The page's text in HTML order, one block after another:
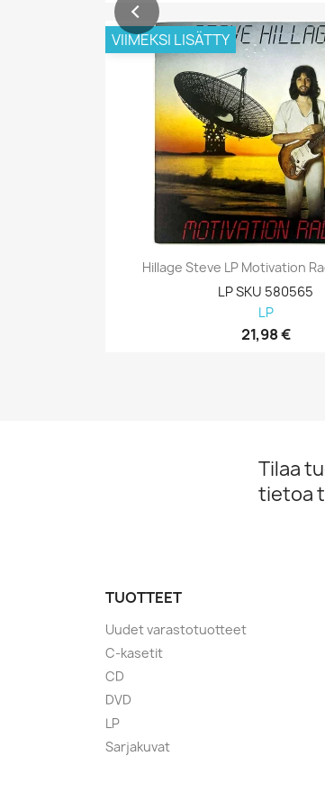
Hillage Steve LP Motivation
LP SKU 580565
LP
21,98 €
VIIMEKSI LISÄTTY
Tilaa
tietoa
TUOTTEET
Uudet varastotuotteet
C-kasetit
CD
DVD
LP
Sarjakuvat